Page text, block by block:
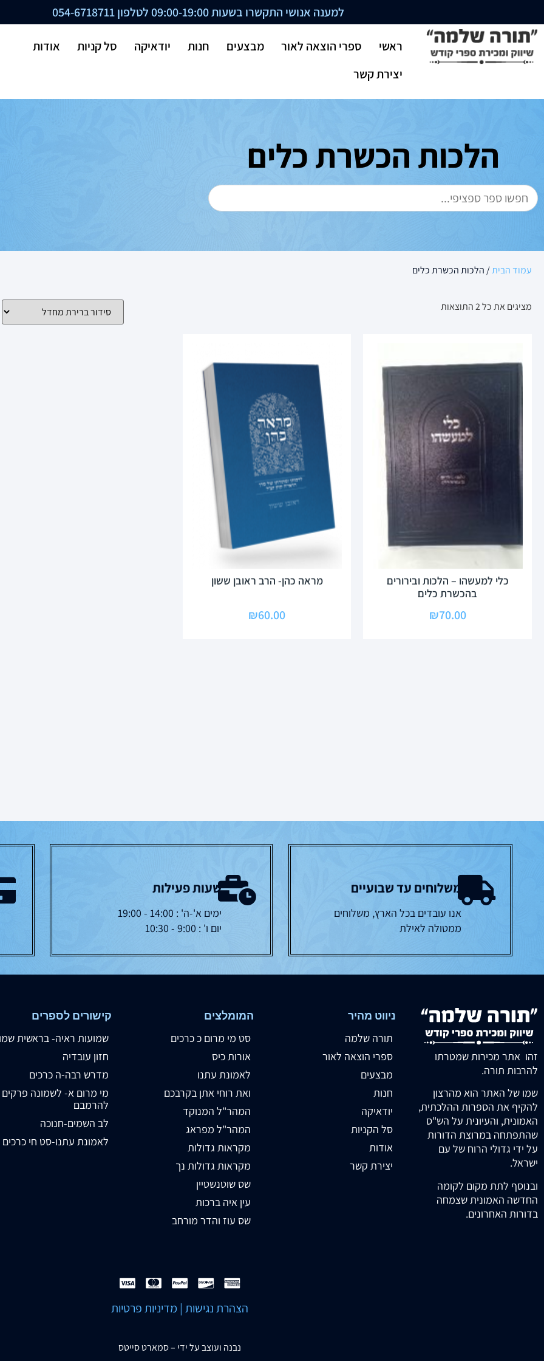
למענה אנושי התקשרו בשעות 09:00-19:00 לטלפון 054-6718711
ראשי ספרי הוצאה לאור מבצעים חנות יודאיקה סל קניות
אודות
יצירת קשר
הלכות הכשרת כלים
עמוד הבית/ הלכות הכשרת כלים
מציגים את כל ⁦2⁩ התוצאות
כלי למעשהו – הלכות ובירורים
בהכשרת כלים
₪70.00
מראה כהן- הרב ראובן ששון
₪60.00
משלוחים עד שבועיים
אנו עובדים בכל הארץ, משלוחים
ממטולה לאילת
שעות פעילות
ימים א'-ה' : 14:00 - 19:00
יום ו' : 9:00 - 10:30
זהו אתר מכירות שמטרתו
להרבות תורה.
שמו של האתר הוא מהרצון
להקיף את הספרות ההלכתית,
האמונית, והעיונית על הש"ס
שהתפתחה במרוצת הדורות
על ידי גדולי הרוח של עם
ישראל.
ובנוסף לתת מקום לקומה
החדשה האמונית שצמחה
בדורות האחרונים.
ניווט מהיר
תורה שלמה
ספרי הוצאה לאור
מבצעים
חנות
יודאיקה
סל הקניות
אודות
יצירת קשר
המומלצים
סט מי מרום כ כרכים
אורות כיס
לאמונת עתנו
ואת רוחי אתן בקרבכם
המהר"ל המנוקד
המהר"ל מפראג
מקראות גדולות
מקראות גדולות נך
שס שוטנשטיין
עין איה ברכות
שס עוז והדר מורחב
קישורים לספרים
שמועות ראיה- בראשית
חזון עובדיה
מדרש רבה-ה כרכים
מי מרום א- לשמונה פרקים
להרמבם
לב השמים-חנוכה
לאמונת עתנו-סט חי כרכים
הצהרת נגישות | מדיניות פרטיות
נבנה ועוצב על ידי –סמארט סייטס